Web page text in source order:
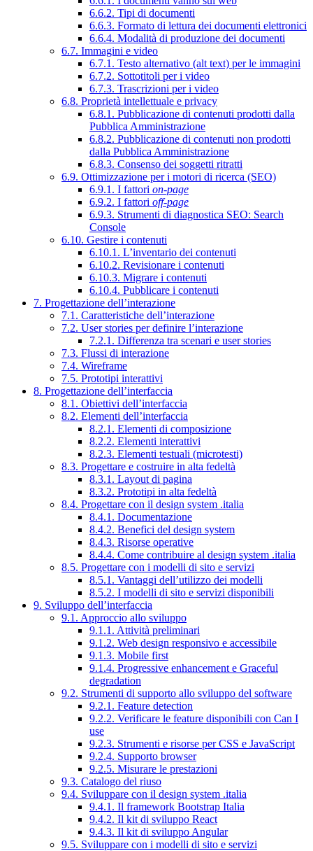
6.6.2. Tipi di documenti
6.6.3. Formato di lettura dei documenti elettronici
6.6.4. Modalità di produzione dei documenti
6.7. Immagini e video
6.7.1. Testo alternativo (alt text) per le immagini
6.7.2. Sottotitoli per i video
6.7.3. Trascrizioni per i video
6.8. Proprietà intellettuale e privacy
6.8.1. Pubblicazione di contenuti prodotti dalla
Pubblica Amministrazione
6.8.2. Pubblicazione di contenuti non prodotti
dalla Pubblica Amministrazione
6.8.3. Consenso dei soggetti ritratti
6.9. Ottimizzazione per i motori di ricerca (SEO)
6.9.1. I fattori on-page
6.9.2. I fattori off-page
6.9.3. Strumenti di diagnostica SEO: Search
Console
6.10. Gestire i contenuti
6.10.1. L’inventario dei contenuti
6.10.2. Revisionare i contenuti
6.10.3. Migrare i contenuti
6.10.4. Pubblicare i contenuti
7. Progettazione dell’interazione
7.1. Caratteristiche dell’interazione
7.2. User stories per definire l’interazione
7.2.1. Differenza tra scenari e user stories
7.3. Flussi di interazione
7.4. Wireframe
7.5. Prototipi interattivi
8. Progettazione dell’interfaccia
8.1. Obiettivi dell’interfaccia
8.2. Elementi dell’interfaccia
8.2.1. Elementi di composizione
8.2.2. Elementi interattivi
8.2.3. Elementi testuali (microtesti)
8.3. Progettare e costruire in alta fedeltà
8.3.1. Layout di pagina
8.3.2. Prototipi in alta fedeltà
8.4. Progettare con il design system .italia
8.4.1. Documentazione
8.4.2. Benefici del design system
8.4.3. Risorse operative
8.4.4. Come contribuire al design system .italia
8.5. Progettare con i modelli di sito e servizi
8.5.1. Vantaggi dell’utilizzo dei modelli
8.5.2. I modelli di sito e servizi disponibili
9. Sviluppo dell’interfaccia
9.1. Approccio allo sviluppo
9.1.1. Attività preliminari
9.1.2. Web design responsivo e accessibile
9.1.3. Mobile first
9.1.4. Progressive enhancement e Graceful
degradation
9.2. Strumenti di supporto allo sviluppo del software
9.2.1. Feature detection
9.2.2. Verificare le feature disponibili con Can I
use
9.2.3. Strumenti e risorse per CSS e JavaScript
9.2.4. Supporto browser
9.2.5. Misurare le prestazioni
9.3. Catalogo del riuso
9.4. Sviluppare con il design system .italia
9.4.1. Il framework Bootstrap Italia
9.4.2. Il kit di sviluppo React
9.4.3. Il kit di sviluppo Angular
9.5. Sviluppare con i modelli di sito e servizi